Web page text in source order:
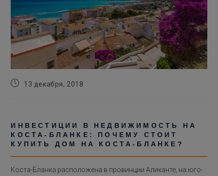
Запись13 декабря, 2018
ИНВЕСТИЦИИ В НЕДВИЖИМОСТЬ НА
КОСТА-БЛАНКЕ: ПОЧЕМУ СТОИТ
КУПИТЬ ДОМ НА КОСТА-БЛАНКЕ?
Коста-Бланка расположена в провинции Аликанте, на юго-